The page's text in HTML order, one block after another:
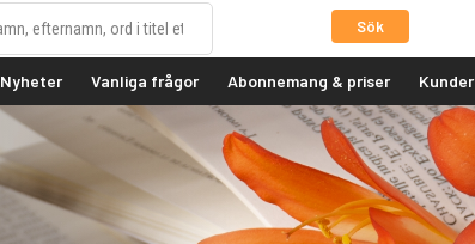
Sök
Nyheter Vanliga frågor Abonnemang & priser Kunder